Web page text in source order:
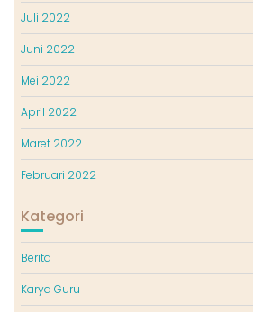
Juli 2022
Juni 2022
Mei 2022
April 2022
Maret 2022
Februari 2022
Kategori
Berita
Karya Guru